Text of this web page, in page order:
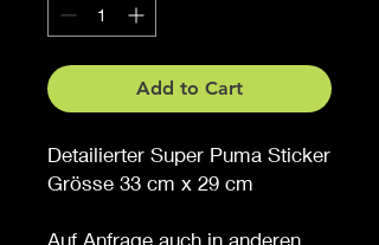
Add to Cart
Detailierter Super Puma Sticker
Grösse 33 cm x 29 cm
Auf Anfrage auch in anderen